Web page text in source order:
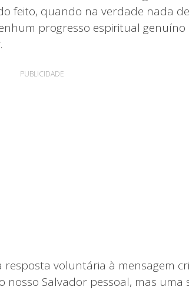
feito, quando na verdade nada
progresso espiritual genuíno
PUBLICIDADE
voluntária à mensagem
nosso Salvador pessoal, mas uma